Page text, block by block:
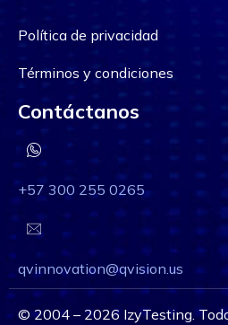
Política de privacidad
Términos y condiciones
Contáctanos
+57 300 255 0265
qvinnovation@qvision.us
©2004 – 2026IzyTesting.